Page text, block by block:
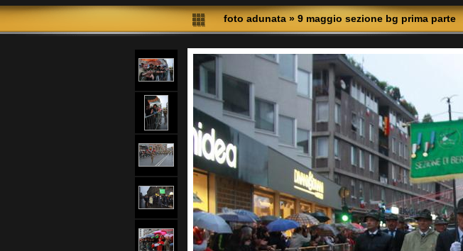
foto adunata» 9 maggio sezione bg prima parte